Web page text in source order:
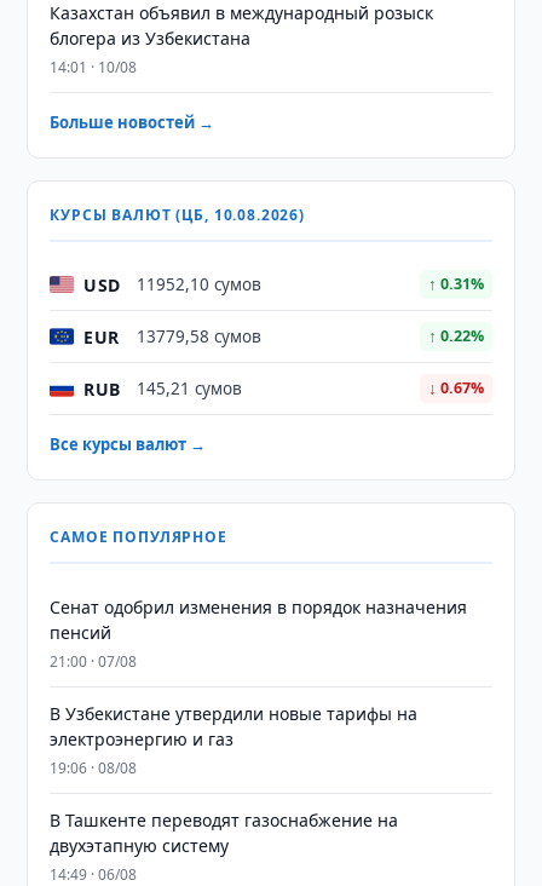
Казахстан объявил в международный розыск
блогера из Узбекистана
14:01 · 10/08
Больше новостей →
КУРСЫ ВАЛЮТ (ЦБ, 10.08.2026)
USD 11952,10 сумов ↑ 0.31%
EUR 13779,58 сумов ↑ 0.22%
RUB 145,21 сумов ↓ 0.67%
Все курсы валют →
САМОЕ ПОПУЛЯРНОЕ
Сенат одобрил изменения в порядок назначения
пенсий
21:00 · 07/08
В Узбекистане утвердили новые тарифы на
электроэнергию и газ
19:06 · 08/08
В Ташкенте переводят газоснабжение на
двухэтапную систему
14:49 · 06/08